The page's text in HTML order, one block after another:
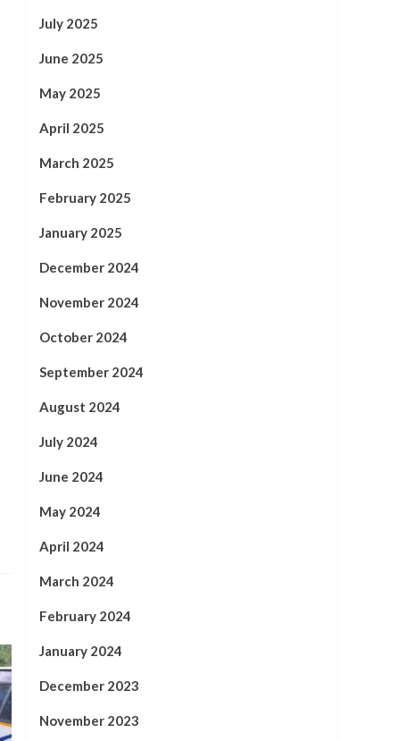
July 2025
June 2025
May 2025
April 2025
March 2025
February 2025
January 2025
December 2024
November 2024
October 2024
September 2024
August 2024
July 2024
June 2024
May 2024
April 2024
March 2024
February 2024
January 2024
December 2023
November 2023